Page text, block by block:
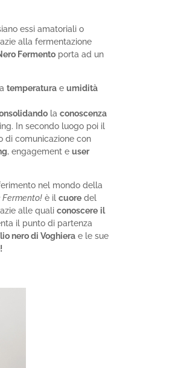
essi amatoriali o
alla fermentazione
Fermentoporta ad un
temperaturae umidità
la conoscenza
In secondo luogo poi il
di comunicazione con
, engagement e user
nel mondo della
Fermento! è il cuore del
alle quali conoscere il
il punto di partenza
nero di Voghierae le sue